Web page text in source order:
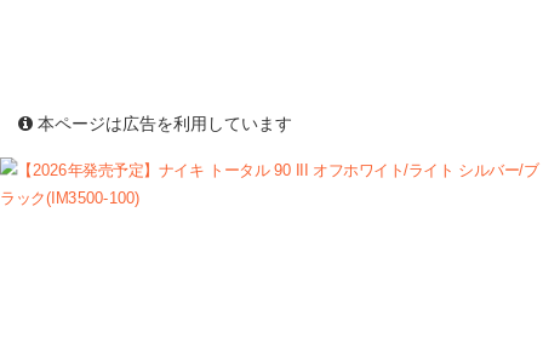
本ページは広告を利用しています